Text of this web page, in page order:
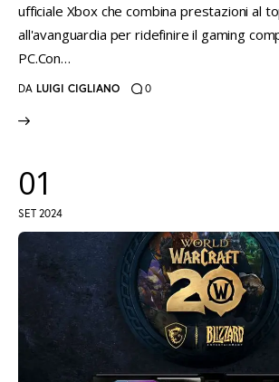
ufficiale Xbox che combina prestazioni al
all'avanguardia per ridefinire il gaming
PC.Con…
DA LUIGI CIGLIANO 0
01
SET 2024